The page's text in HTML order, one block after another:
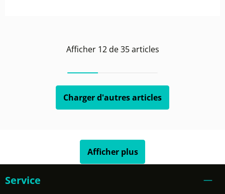
Afficher 12de35articles
Charger d'autres articles
Afficher plus
Service